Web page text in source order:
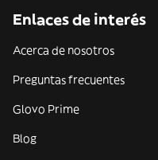
Enlaces de interés
Acerca de nosotros
Preguntas frecuentes
Glovo Prime
Blog